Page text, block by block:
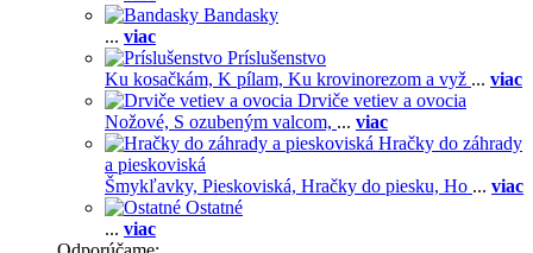
Bandasky
... viac
Príslušenstvo
Ku kosačkám, K pílam, Ku krovinorezom a vyž ... viac
Drviče vetiev a ovocia
Nožové, S ozubeným valcom, ... viac
Hračky do záhrady
a pieskoviská
Šmykľavky, Pieskoviská, Hračky do piesku, Ho ... viac
Ostatné
... viac